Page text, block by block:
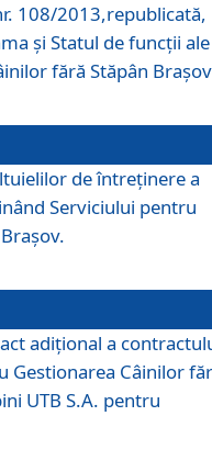
108/2013,republicată,
şi Statul de funcţii ale
fără Stăpân
de întreţinere a
Serviciului pentru
adiţional a
Gestionarea Câinilor
UTB S.A. pentru